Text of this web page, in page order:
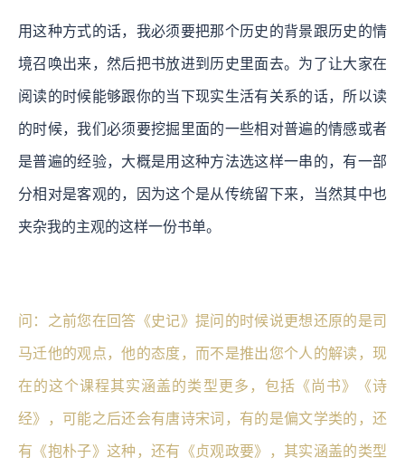
用这种方式的话，我必须要把那个历史的背景跟历史的情
境召唤出来，然后把书放进到历史里面去。为了让大家在
阅读的时候能够跟你的当下现实生活有关系的话，所以读
的时候，我们必须要挖掘里面的一些相对普遍的情感或者
是普遍的经验，大概是用这种方法选这样一串的，有一部
分相对是客观的，因为这个是从传统留下来，当然其中也
夹杂我的主观的这样一份书单。
问：之前您在回答《史记》提问的时候说更想还原的是司
马迁他的观点，他的态度，而不是推出您个人的解读，现
在的这个课程其实涵盖的类型更多，包括《尚书》《诗
经》，可能之后还会有唐诗宋词，有的是偏文学类的，还
有《抱朴子》这种，还有《贞观政要》，其实涵盖的类型